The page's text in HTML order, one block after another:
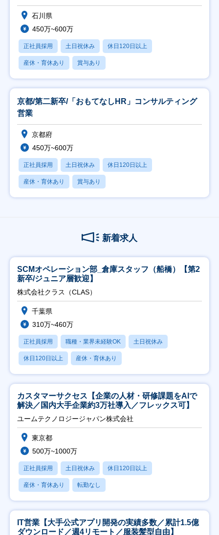
石川県
450万~600万
正社員採用 土日祝休み 休日120日以上
産休・育休あり 賞与あり
京都/第二新卒/「おもてなしHR」コンサルティング
営業
京都府
450万~600万
正社員採用 土日祝休み 休日120日以上
産休・育休あり 賞与あり
新着求人
SCMオペレーション部_倉庫スタッフ（船橋）【第2
新卒/ジュニア層歓迎】
株式会社クラス（CLAS）
千葉県
310万~460万
正社員採用 職種・業界未経験OK 土日祝休み
休日120日以上 産休・育休あり
カスタマーサクセス【企業の人材・研修課題をAIで
解決／国内大手企業約3万社導入／フレックス可】
ユームテクノロジージャパン株式会社
東京都
500万~1000万
正社員採用 土日祝休み 休日120日以上
産休・育休あり 転勤なし
IT営業【大手公式アプリ開発の実績多数／累計1.5億
ダウンロード／週4リモート／服装髪型自由】